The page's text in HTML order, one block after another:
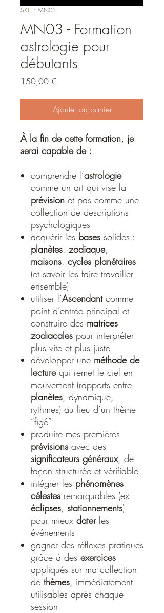
SKU : MN03
MN03 - Formation
astrologie pour
débutants
150,00 €
Ajouter au panier
À la fin de cette formation, je
serai capable de :
comprendre l’astrologie
comme un art qui vise la
prévision et pas comme une
collection de descriptions
psychologiques
acquérir les bases solides :
planètes zodiaque,
maisons cycles planétaires
(et savoir les faire travailler
ensemble)
utiliser l’Ascendantcomme
point d’entrée principal et
construire des matrices
zodiacales pour interpréter
plus vite et plus juste
développer une méthode de
lecturequi remet le ciel en
mouvement (rapports entre
planètes , dynamique,
rythmes) au lieu d’un thème
“figé”
produire mes premières
prévisions avec des
significateurs généraux, de
façon structurée et vérifiable
intégrer les phénomènes
célestes remarquables (ex :
éclipses stationnements)
pour mieux daterles
événements
gagner des réflexes pratiques
grâce à des exercices
appliqués sur ma collection
de thèmes , immédiatement
utilisables après chaque
session